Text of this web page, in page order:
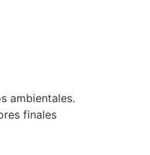
ambientales.
finales